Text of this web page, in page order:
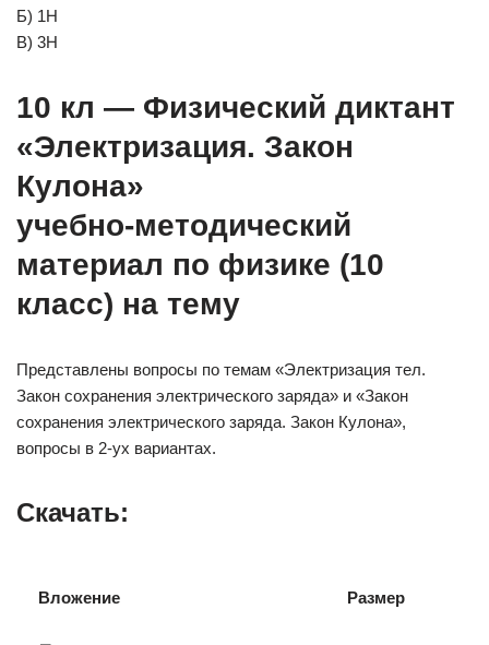
Б) 1Н
В) 3Н
10 кл — Физический диктант
«Электризация. Закон
Кулона»
учебно-методический
материал по физике (10
класс) на тему
Представлены вопросы по темам «Электризация тел.
Закон сохранения электрического заряда» и «Закон
сохранения электрического заряда. Закон Кулона»,
вопросы в 2-ух вариантах.
Скачать:
Вложение Размер